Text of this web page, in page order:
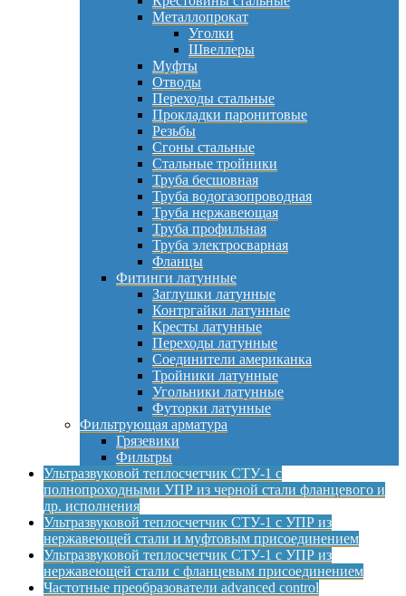
Металлопрокат
Уголки
Швеллеры
Муфты
Отводы
Переходы стальные
Прокладки паронитовые
Резьбы
Сгоны стальные
Стальные тройники
Труба бесшовная
Труба водогазопроводная
Труба нержавеющая
Труба профильная
Труба электросварная
Фланцы
Фитинги латунные
Заглушки латунные
Контргайки латунные
Кресты латунные
Переходы латунные
Соединители американка
Тройники латунные
Угольники латунные
Футорки латунные
Фильтрующая арматура
Грязевики
Фильтры
Ультразвуковой теплосчетчик СТУ-1 с
полнопроходными УПР из черной стали фланцевого и
др. исполнения
Ультразвуковой теплосчетчик СТУ-1 с УПР из
нержавеющей стали и муфтовым присоединением
Ультразвуковой теплосчетчик СТУ-1 с УПР из
нержавеющей стали с фланцевым присоединением
Частотные преобразователи advanced control